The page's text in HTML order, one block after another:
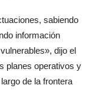
sabiendo
información
dijo el
planes operativos y
de la frontera